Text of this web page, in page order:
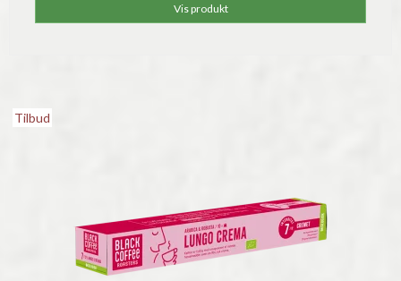
Vis produkt
Tilbud